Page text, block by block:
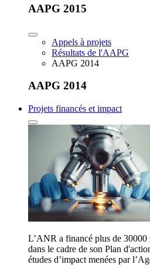
AAPG 2015
Appels à projets
Résultats de l'AAPG
AAPG 2014
AAPG 2014
Projets financés et impact
L’ANR a financé plus de 30000
dans le cadre de son Plan
études d’impact menées par